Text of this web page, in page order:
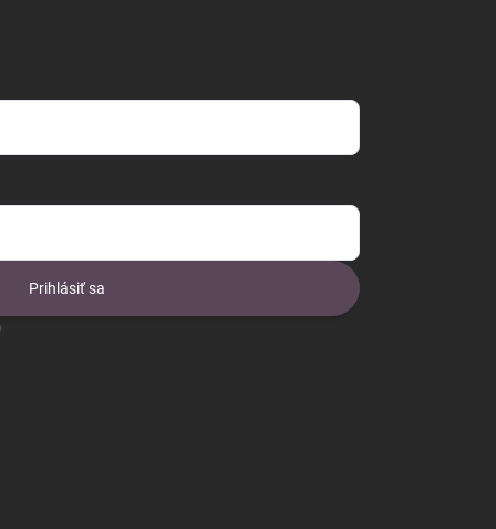
Prihlásiť sa